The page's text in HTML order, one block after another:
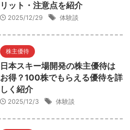
リット・注意点を紹介
2025/12/29 体験談
株主優待
日本スキー場開発の株主優待は
お得？100株でもらえる優待を詳
しく紹介
2025/12/3 体験談